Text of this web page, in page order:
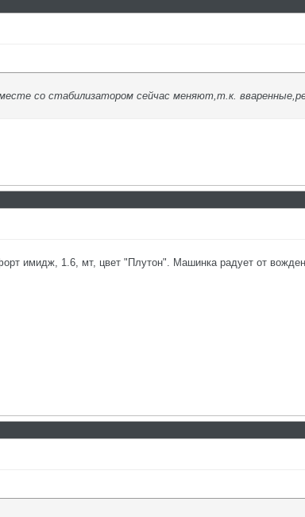
со стабилизатором сейчас меняют,т.к.
имидж, 1.6, мт, цвет "Плутон". Машинка радует от